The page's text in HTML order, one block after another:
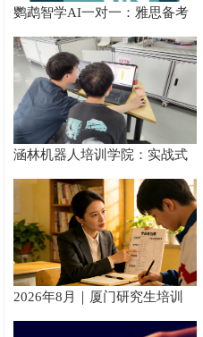
鹦鹉智学AI一对一：雅思备考
真实提分测评
涵林机器人培训学院：实战式
教学如何炼成
2026年8月｜厦门研究生培训
推荐